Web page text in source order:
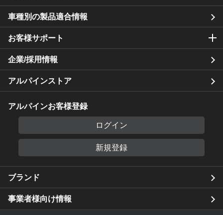
車種別の製品適合情報
お客様サポート
企業/採用情報
アルパインストア
アルパインお客様登録
ログイン
新規登録
ブランド
事業者様向け情報